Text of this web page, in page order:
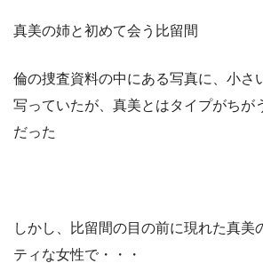
真美の姉と初めて会う比留間
倫の捜査資料の中にある写真に、小さ
写っていたが、真美とはタイプがちが
だった
しかし、比留間の目の前に現れた真美
ティな女性で・・・